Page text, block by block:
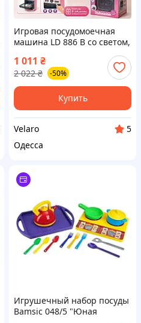
Игровая посудомоечная
машина LD 886 B со светом,
распыления воды,
режимами мойки и
набором посуды | VELARO
1 011 ₴
2 022 ₴ -50%
Купить
Velaro
5
Одесса
Игрушечный набор посуды
Bamsic 048/5 "Юная